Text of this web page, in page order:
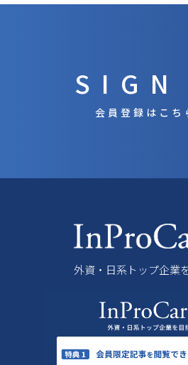
SIGN
会員登録はこち
外資・日系トップ企業